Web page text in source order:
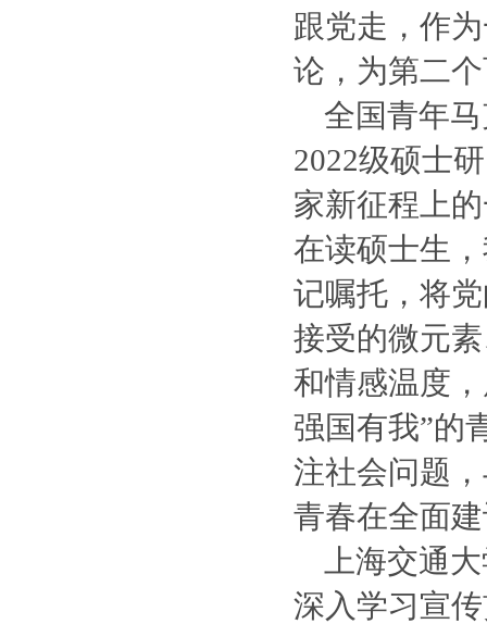
跟党走，作
论，为第二
全国青年
2022级硕士
家新征程上
在读硕士生
记嘱托，将
接受的微元
和情感温度
强国有我”的
注社会问题
青春在全面
上海交通
深入学习宣